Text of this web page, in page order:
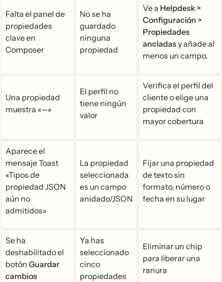
Falta el panel de
propiedades
clave en
Composer
No se ha
guardado
ninguna
propiedad
Ve a Helpdesk >
Configuración >
Propiedades
ancladasy añade al
menos un campo.
Una propiedad
muestra «—»
El perfil no
tiene ningún
valor
Verifica el perfil del
cliente o elige una
propiedad con
mayor cobertura
Aparece el
mensaje Toast
«Tipos de
propiedad JSON
aún no
admitidos»
La propiedad
seleccionada
es un campo
anidado/JSON
Fijar una propiedad
de texto sin
formato, número o
fecha en su lugar
Se ha
deshabilitado el
botón Guardar
cambios
Ya has
seleccionado
cinco
propiedades
Eliminar un chip
para liberar una
ranura